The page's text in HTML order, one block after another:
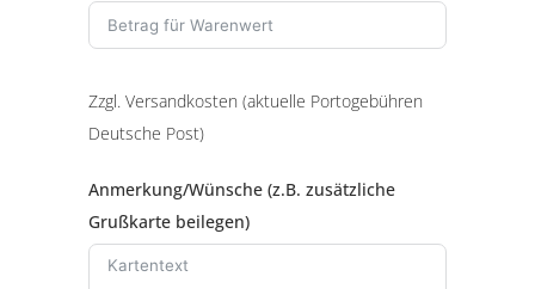
Zzgl. Versandkosten (aktuelle Portogebühren
Deutsche Post)
Anmerkung/Wünsche (z.B. zusätzliche
Grußkarte beilegen)